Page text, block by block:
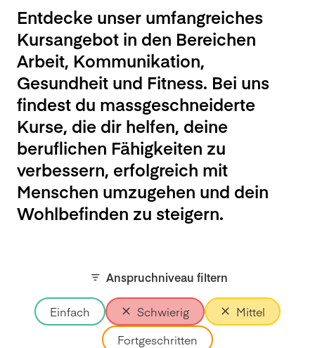
Entdecke unser umfangreiches
Kursangebot in den Bereichen
Arbeit, Kommunikation,
Gesundheit und Fitness. Bei uns
findest du massgeschneiderte
Kurse, die dir helfen, deine
beruflichen Fähigkeiten zu
verbessern, erfolgreich mit
Menschen umzugehen und dein
Wohlbefinden zu steigern.
Anspruchniveau filtern
Einfach Schwierig
Mittel
Fortgeschritten